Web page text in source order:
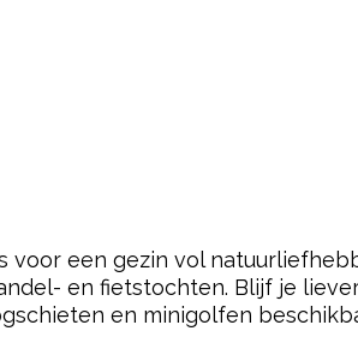
een gezin vol
en fietstochten. Blijf je
en minigolfen